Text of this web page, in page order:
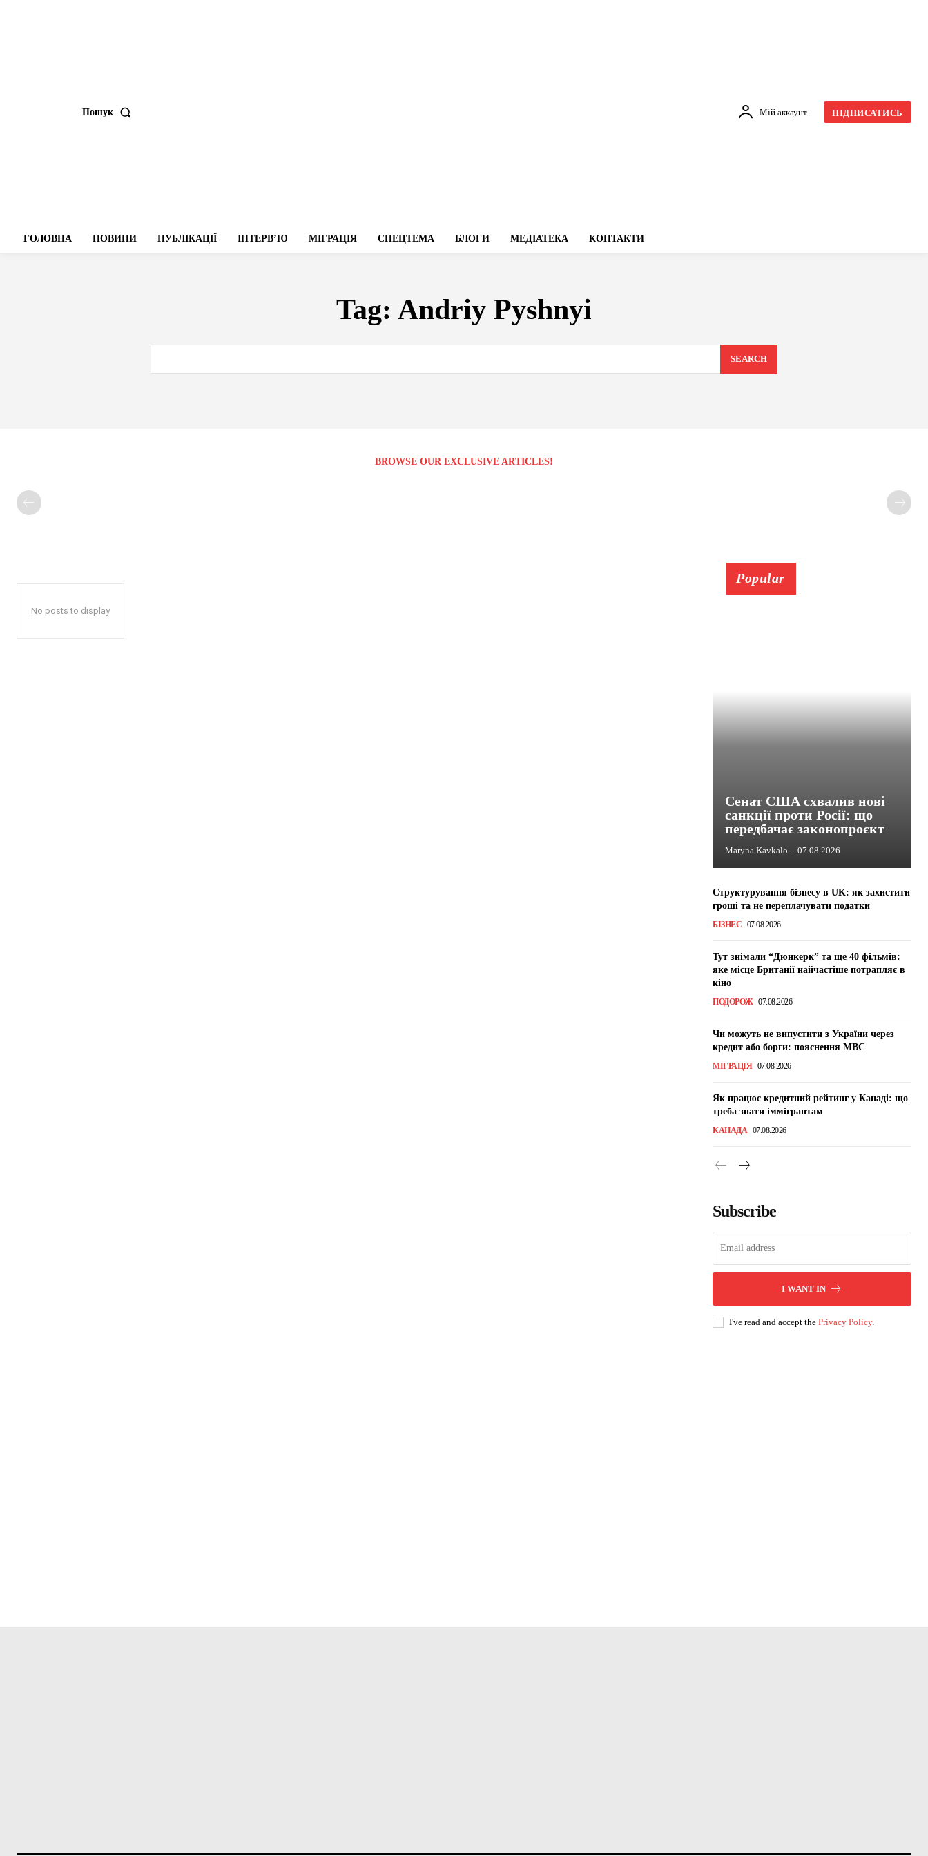
Пошук Мій аккаунт ПІДПИСАТИСЬ
ГОЛОВНА НОВИНИ ПУБЛІКАЦІЇ ІНТЕРВʼЮ МІГРАЦІЯ СПЕЦТЕМА БЛОГИ МЕДІАТЕКА КОНТАКТИ
Tag: Andriy Pyshnyi
SEARCH
BROWSE OUR EXCLUSIVE ARTICLES!
No posts to display
Popular
Сенат США схвалив нові
санкції проти Росії: що
передбачає законопроєкт
Maryna Kavkalo - 07.08.2026
Структурування бізнесу в UK: як захистити
гроші та не переплачувати податки
БІЗНЕС 07.08.2026
Тут знімали “Дюнкерк” та ще 40 фільмів:
яке місце Британії найчастіше потрапляє в
кіно
ПОДОРОЖ 07.08.2026
Чи можуть не випустити з України через
кредит або борги: пояснення МВС
МІГРАЦІЯ 07.08.2026
Як працює кредитний рейтинг у Канаді: що
треба знати іммігрантам
КАНАДА 07.08.2026
Subscribe
I WANT IN
I've read and accept the Privacy Policy.